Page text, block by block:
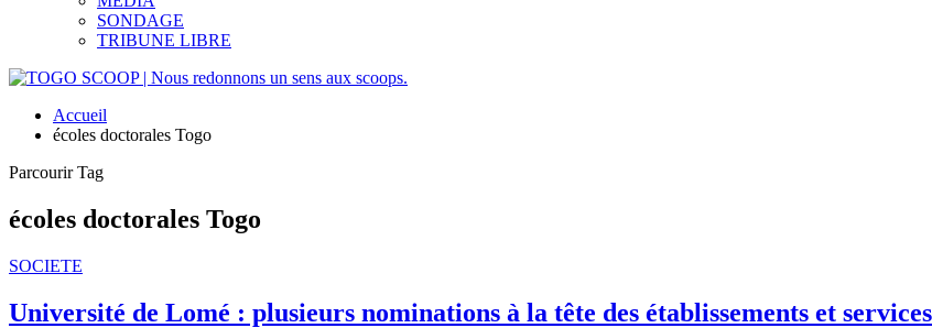
SONDAGE
TRIBUNE LIBRE
Accueil
écoles doctorales Togo
Parcourir Tag
écoles doctorales Togo
SOCIETE
Université de Lomé : plusieurs nominations à la tête des établissements et